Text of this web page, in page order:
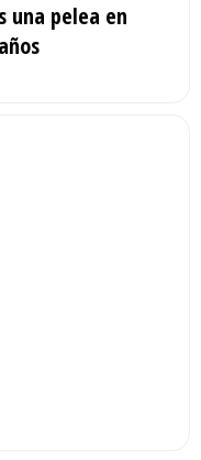
una pelea en